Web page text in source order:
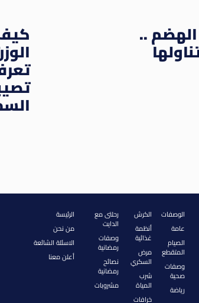
..
الوصفات
عامة
الصيام
المتقطع
وصفات
صحية
رياضة
الكرش
أنظمة
غذائية
مرض
السكري
شرب
المياة
خرافات
رحلتى مع
الدايت
وصفات
رمضانية
نصائح
رمضانية
مشروبات
الرئيسة
من نحن
الاسئلة الشائعة
أعلن معنا